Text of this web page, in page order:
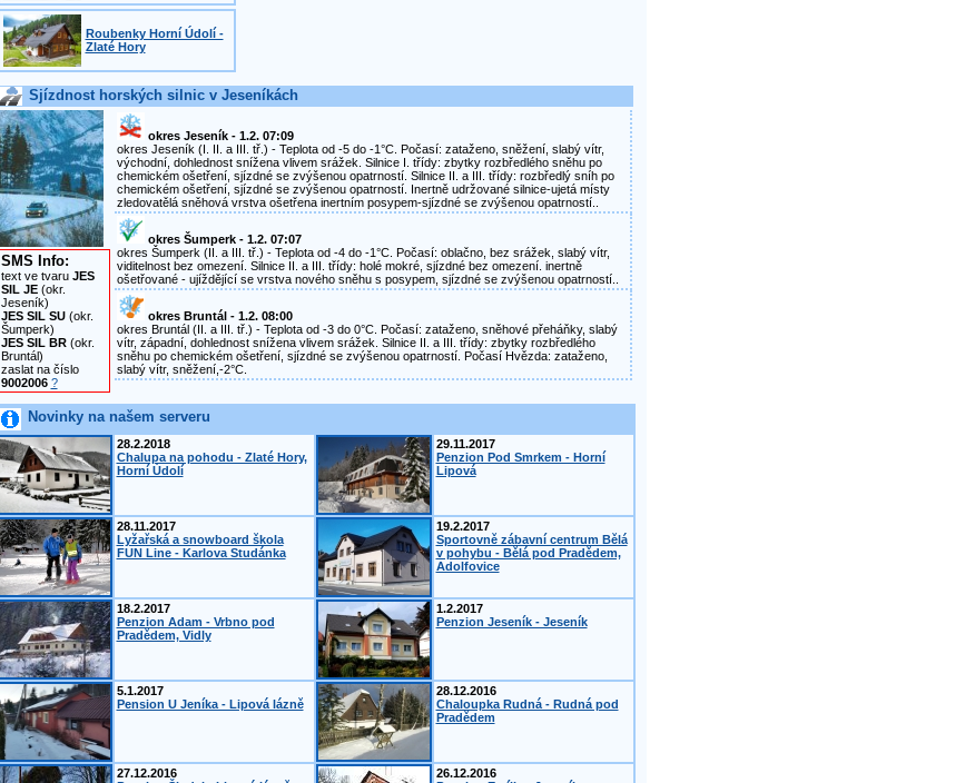
Roubenky Horní Údolí -
Zlaté Hory
Sjízdnost horských silnic v Jeseníkách
SMS Info:
text ve tvaru JES
SIL JE(okr.
Jeseník)
JES SIL SU(okr.
Šumperk)
JES SIL BR(okr.
Bruntál)
zaslat na číslo
9002006 ?
okres Jeseník - 1.2. 07:09
okres Jeseník (I. II. a III. tř.) - Teplota od -5 do -1°C. Počasí: zataženo, sněžení, slabý vítr,
východní, dohlednost snížena vlivem srážek. Silnice I. třídy: zbytky rozbředlého sněhu po
chemickém ošetření, sjízdné se zvýšenou opatrností. Silnice II. a III. třídy: rozbředlý sníh po
chemickém ošetření, sjízdné se zvýšenou opatrností. Inertně udržované silnice-ujetá místy
zledovatělá sněhová vrstva ošetřena inertním posypem-sjízdné se zvýšenou opatrností..
okres Šumperk - 1.2. 07:07
okres Šumperk (II. a III. tř.) - Teplota od -4 do -1°C. Počasí: oblačno, bez srážek, slabý vítr,
viditelnost bez omezení. Silnice II. a III. třídy: holé mokré, sjízdné bez omezení. inertně
ošetřované - ujíždějící se vrstva nového sněhu s posypem, sjízdné se zvýšenou opatrností..
okres Bruntál - 1.2. 08:00
okres Bruntál (II. a III. tř.) - Teplota od -3 do 0°C. Počasí: zataženo, sněhové přeháňky, slabý
vítr, západní, dohlednost snížena vlivem srážek. Silnice II. a III. třídy: zbytky rozbředlého
sněhu po chemickém ošetření, sjízdné se zvýšenou opatrností. Počasí Hvězda: zataženo,
slabý vítr, sněžení,-2°C.
Novinky na našem serveru
28.2.2018
Chalupa na pohodu - Zlaté Hory,
Horní Údolí
29.11.2017
Penzion Pod Smrkem - Horní
Lipová
28.11.2017
Lyžařská a snowboard škola
FUN Line - Karlova Studánka
19.2.2017
Sportovně zábavní centrum Bělá
v pohybu - Bělá pod Pradědem,
Adolfovice
18.2.2017
Penzion Adam - Vrbno pod
Pradědem, Vidly
1.2.2017
Penzion Jeseník - Jeseník
5.1.2017
Pension U Jeníka - Lipová lázně
28.12.2016
Chaloupka Rudná - Rudná pod
Pradědem
27.12.2016
26.12.2016